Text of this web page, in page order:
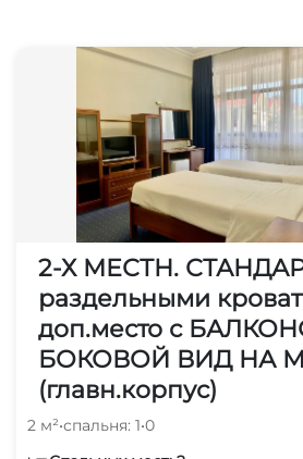
Охраняемая
Для вечеринок
2-Х МЕСТН.
раздельными
доп.место с
БОКОВОЙ ВИД НА
(главн.корпус)
2 м²•спальня: 1•0